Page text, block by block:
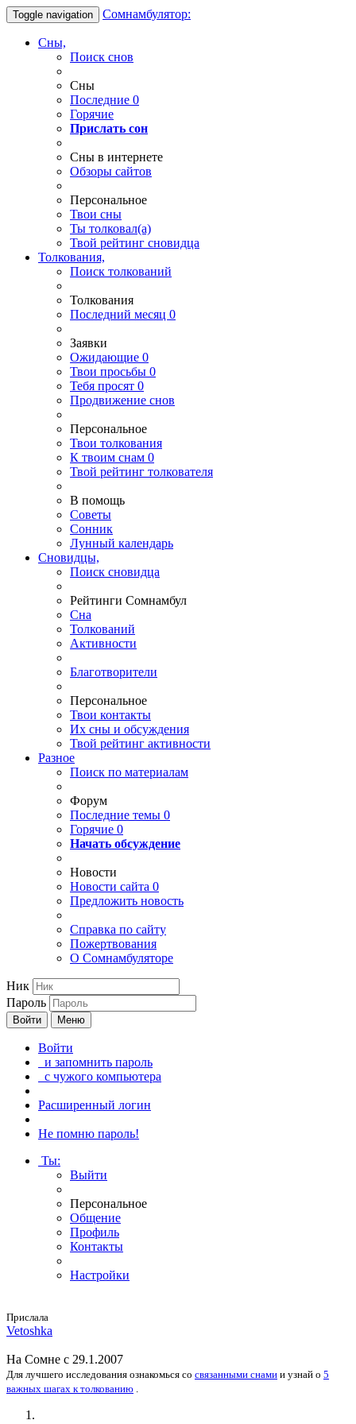
Toggle navigation Сомнамбулятор:
Сны,
Поиск снов
Сны
Последние 0
Горячие
Прислать сон
Сны в интернете
Обзоры сайтов
Персональное
Твои сны
Ты толковал(а)
Твой рейтинг сновидца
Толкования,
Поиск толкований
Толкования
Последний месяц 0
Заявки
Ожидающие 0
Твои просьбы 0
Тебя просят 0
Продвижение снов
Персональное
Твои толкования
К твоим снам 0
Твой рейтинг толкователя
В помощь
Советы
Сонник
Лунный календарь
Сновидцы,
Поиск сновидца
Рейтинги Сомнамбул
Сна
Толкований
Активности
Благотворители
Персональное
Твои контакты
Их сны и обсуждения
Твой рейтинг активности
Разное
Поиск по материалам
Форум
Последние темы 0
Горячие 0
Начать обсуждение
Новости
Новости сайта 0
Предложить новость
Справка по сайту
Пожертвования
О Сомнамбуляторе
Ник
Пароль
Войти Меню
Войти
и запомнить пароль
с чужого компьютера
Расширенный логин
Не помню пароль!
Ты:
Выйти
Персональное
Общение
Профиль
Контакты
Настройки
Прислала
Vetoshka
На Сомне с 29.1.2007
Для лучшего исследования ознакомься со связанными снами и узнай о 5
важных шагах к толкованию .